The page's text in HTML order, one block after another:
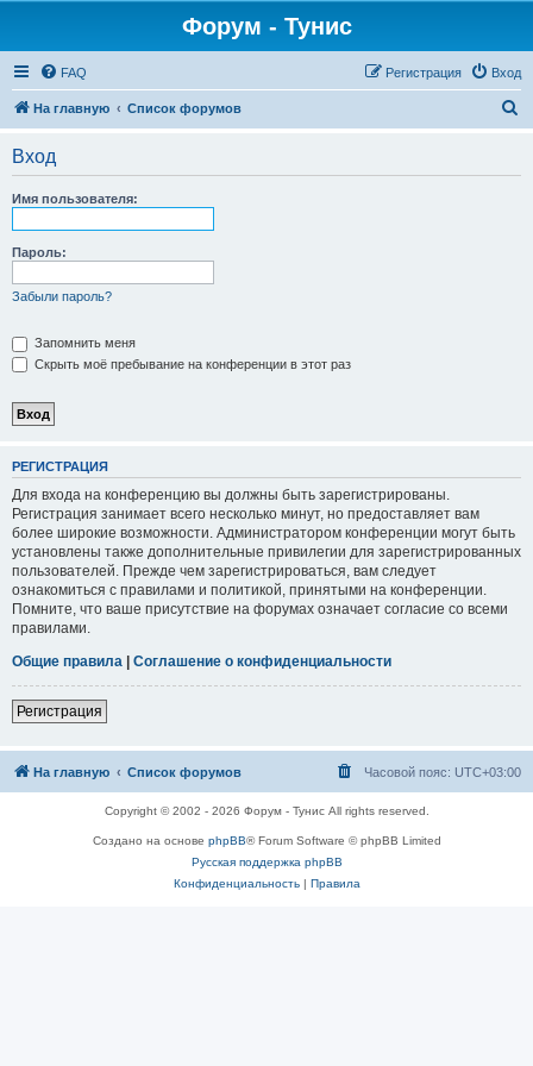
Форум - Тунис
FAQ Вход
Регистрация
На главную Список форумов
Вход
Имя пользователя:
Пароль:
Забыли пароль?
Запомнить меня
Скрыть моё пребывание на конференции в этот раз
РЕГИСТРАЦИЯ
Для входа на конференцию вы должны быть зарегистрированы.
Регистрация занимает всего несколько минут, но предоставляет вам
более широкие возможности. Администратором конференции могут быть
установлены также дополнительные привилегии для зарегистрированных
пользователей. Прежде чем зарегистрироваться, вам следует
ознакомиться с правилами и политикой, принятыми на конференции.
Помните, что ваше присутствие на форумах означает согласие со всеми
правилами.
Общие правила | Соглашение о конфиденциальности
Регистрация
На главную Список форумов Часовой пояс: UTC+03:00
Copyright © 2002 - 2026 Форум - Тунис All rights reserved.
Создано на основе phpBB® Forum Software © phpBB Limited
Русская поддержка phpBB
Конфиденциальность| Правила